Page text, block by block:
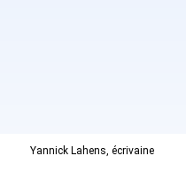
Yannick Lahens, écrivaine